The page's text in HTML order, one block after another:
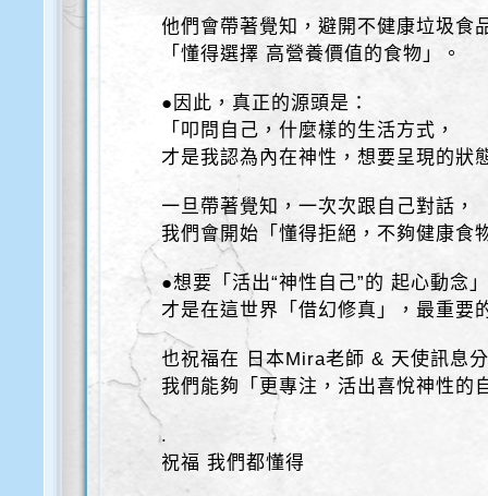
他們會帶著覺知，避開不健康垃圾食
「懂得選擇 高營養價值的食物」。
●因此，真正的源頭是：
「叩問自己，什麼樣的生活方式，
才是我認為內在神性，想要呈現的狀
一旦帶著覺知，一次次跟自己對話，
我們會開始「懂得拒絕，不夠健康食
●想要「活出“神性自己”的 起心動念
才是在這世界「借幻修真」，最重要
也祝福在 日本Mira老師 & 天使訊息
我們能夠「更專注，活出喜悅神性的
.
祝福 我們都懂得